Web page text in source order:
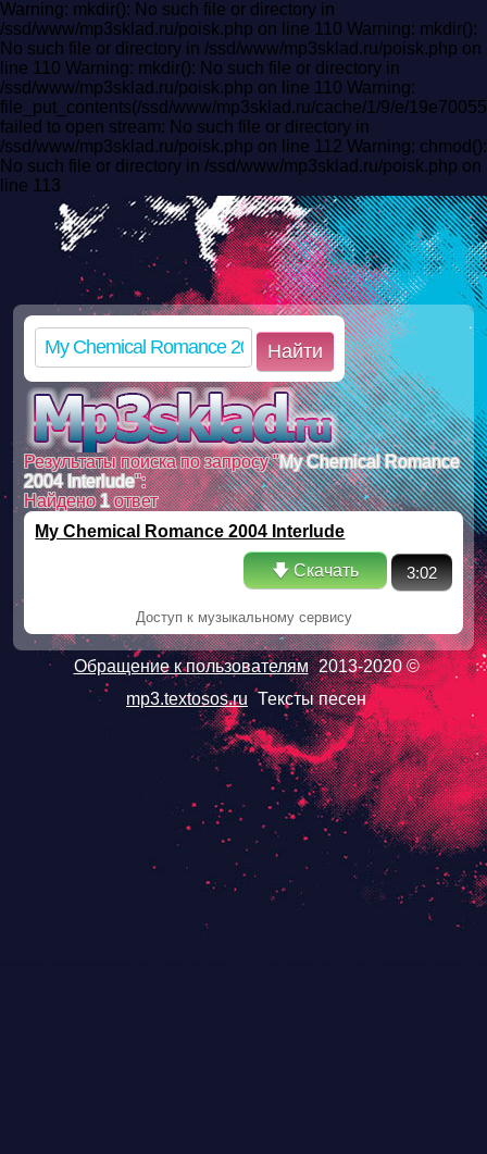
Warning: mkdir(): No such file or directory in
/ssd/www/mp3sklad.ru/poisk.php on line 110 Warning: mkdir():
No such file or directory in /ssd/www/mp3sklad.ru/poisk.php on
line 110 Warning: mkdir(): No such file or directory in
/ssd/www/mp3sklad.ru/poisk.php on line 110 Warning:
file_put_contents(/ssd/www/mp3sklad.ru/cache/1/9/e/
failed to open stream: No such file or directory in
/ssd/www/mp3sklad.ru/poisk.php on line 112 Warning: chmod():
No such file or directory in /ssd/www/mp3sklad.ru/poisk.php on
line 113
Найти
Результаты поиска по запросу "My Chemical Romance
2004 Interlude":
Найдено1ответ
My Chemical Romance 2004 Interlude
🡇 Скачать 3:02
Доступ к музыкальному сервису
Обращение к пользователям 2013-2020 ©
mp3.textosos.ru Тексты песен